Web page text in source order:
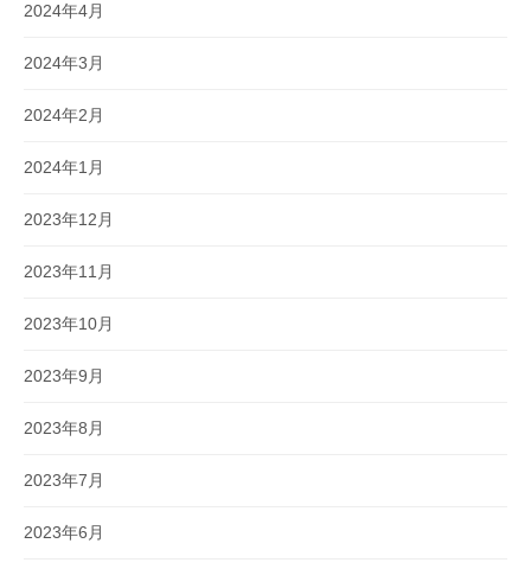
2024年4月
2024年3月
2024年2月
2024年1月
2023年12月
2023年11月
2023年10月
2023年9月
2023年8月
2023年7月
2023年6月